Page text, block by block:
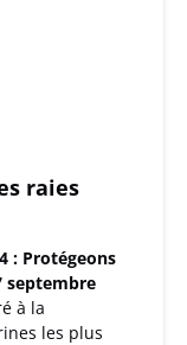
raies
: Protégeons
septembre
à la
les plus